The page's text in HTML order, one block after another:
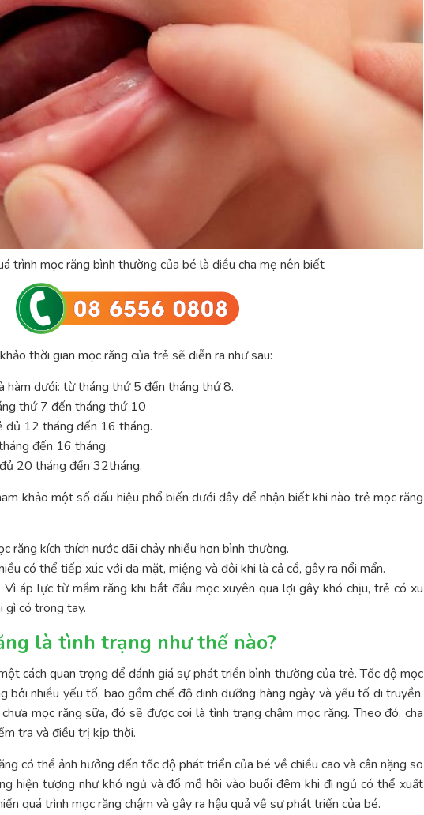
trình mọc răng bình thường của bé là điều cha mẹ nên biết
thời gian mọc răng của trẻ sẽ diễn ra như sau:
hàm dưới: từ tháng thứ 5 đến tháng thứ 8.
thứ 7 đến tháng thứ 10
đủ 12 tháng đến 16 tháng.
đến 16 tháng.
20 tháng đến 32tháng.
khảo một số dấu hiệu phổ biến dưới đây để nhận biết khi nào trẻ mọc răng
răng kích thích nước dãi chảy nhiều hơn bình thường.
có thể tiếp xúc với da mặt, miệng và đôi khi là cả cổ, gây ra nổi mẩn.
Vì áp lực từ mầm răng khi bắt đầu mọc xuyên qua lợi gây khó chịu, trẻ có xu
gì có trong tay.
là tình trạng như thế nào?
cách quan trọng để đánh giá sự phát triển bình thường của trẻ. Tốc độ mọc
bởi nhiều yếu tố, bao gồm chế độ dinh dưỡng hàng ngày và yếu tố di truyền.
mọc răng sữa, đó sẽ được coi là tình trạng chậm mọc răng. Theo đó, cha
tra và điều trị kịp thời.
có thể ảnh hưởng đến tốc độ phát triển của bé về chiều cao và cân nặng so
hiện tượng như khó ngủ và đổ mồ hôi vào buổi đêm khi đi ngủ có thể xuất
quá trình mọc răng chậm và gây ra hậu quả về sự phát triển của bé.